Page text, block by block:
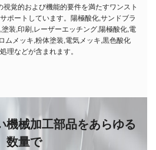
覚的および機能的要件を満たすワンスト
ポートしています。陽極酸化,サンドブラ
装,印刷,レーザーエッチング,陽極酸化,電
ムメッキ,粉体塗装,電気メッキ,黒色酸化
理などが含まれます。
機械加工部品をあらゆる
数量で